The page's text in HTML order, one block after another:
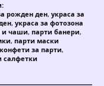
рожден ден, украса за
, украса за фотозона
и чаши, парти банери,
, парти маски
конфети за парти,
салфетки